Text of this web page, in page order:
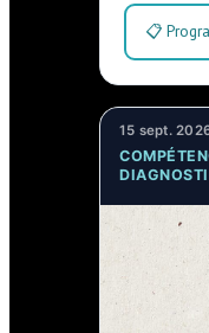
📋
15 sept.